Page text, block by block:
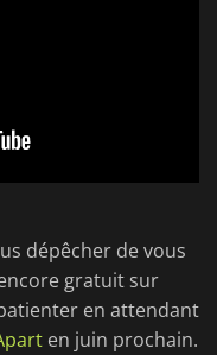
dépêcher de vous
gratuit sur
en attendant
en juin prochain.